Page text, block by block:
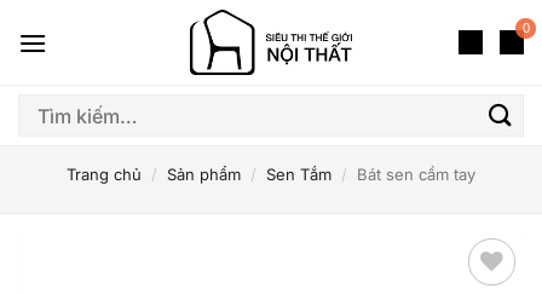
qua
dung
0
Tìm
Trang chủ / Sản phẩm / Sen Tắm / Bát sen cầm tay